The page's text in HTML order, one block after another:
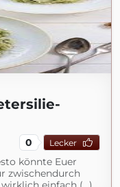
0 Lecker
könnte Euer
zwischendurch